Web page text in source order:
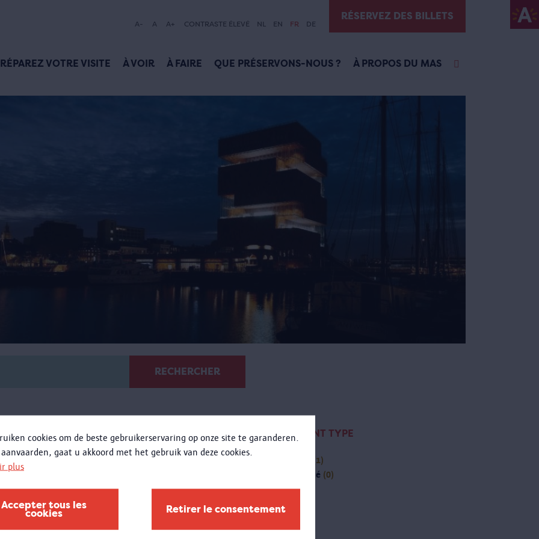
cookies om de beste gebruikerservaring op onze site te garanderen.
gaat u akkoord met het gebruik van deze cookies.
plus
Accepter tous les
cookies Retirer le consentement
A- A A+ CONTRASTE ÉLEVÉ NL EN FR DE
RÉSERVEZ DES BILLETS
VOTRE VISITE À VOIR À FAIRE QUE PRÉSERVONS-NOUS ? À PROPOS DU MAS
RECHERCHER
CONTENT TYPE
(1)
activité (0)
« 100 x Congo »
Enseignement secondaire